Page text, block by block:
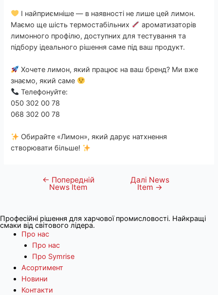
І найприємніше — в наявності не лише цей лимон.
Маємо ще шість термостабільних
ароматизаторів
лимонного профілю, доступних для тестування та
підбору ідеального рішення саме під ваш продукт.
Хочете лимон, який працює на ваш бренд? Ми вже
знаємо, який саме
Телефонуйте:
050 302 00 78
068 302 00 78
Обирайте «Лимон», який дарує натхнення
створювати більше!
Навігація
записів
← Попередній
News Item
Далі News
Item →
Професійні рішення для харчової промисловості. Найкращі
смаки від світового лідера.
Про нас
Про нас
Про Symrise
Асортимент
Новини
Контакти